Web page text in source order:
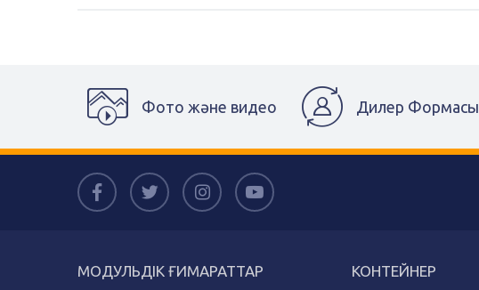
Фото және видео Дилер Формасы
МОДУЛЬДІК ҒИМАРАТТАР КОНТЕЙНЕР